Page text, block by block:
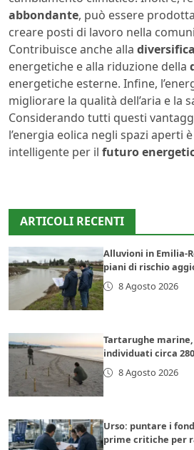
abbondante, può essere
creare posti di lavoro nella
Contribuisce anche alla
energetiche e alla riduzione della
energetiche esterne. Infine,
migliorare la qualità dell’aria e la
Considerando tutti questi
l’energia eolica negli spazi aperti
intelligente per il futuro
ARTICOLI RECENTI
Alluvioni in Emilia-
piani di rischio
8 Agosto 2026
Tartarughe
individuati circa
8 Agosto 2026
Urso: puntare i
prime critiche per